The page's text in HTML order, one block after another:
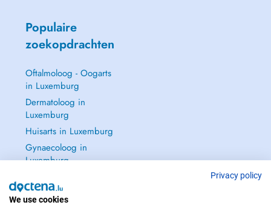
Populaire
zoekopdrachten
Oftalmoloog - Oogarts
in Luxemburg
Dermatoloog in
Luxemburg
Huisarts in Luxemburg
Gynaecoloog in
Luxemburg
Privacy policy
We use cookies